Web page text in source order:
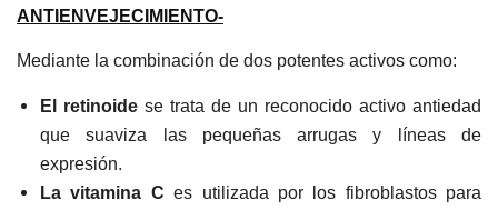
ANTIENVEJECIMIENTO-
Mediante la combinación de dos potentes activos como:
El retinoide se trata de un reconocido activo antiedad
que suaviza las pequeñasarrugas y líneas de
expresión.
La vitamina C es utilizada por los fibroblastos para